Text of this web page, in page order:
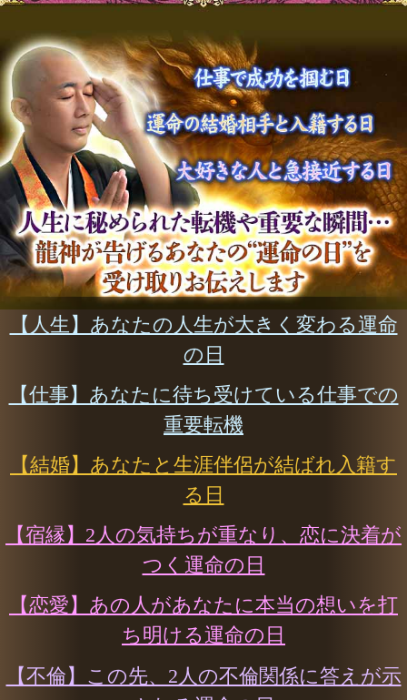
る？」2人の現状/恋結末
会員価格 1,265円(税込)
通常価格1,430円(税込)
恋現実を霊視で映し出す
【今のあの人にとって、
あなたは○○】脈有無
会員価格990円(税込)
通常価格1,100円(税込)
心中“ピタリ”当てる的中
霊視「あの人が好きなの
は誰？」真意/告白
会員価格1,705円(税込)
通常価格1,870円(税込)
教えて。この恋望みア
○○％】片想い見極め霊視
会員価格1,705円(税込)